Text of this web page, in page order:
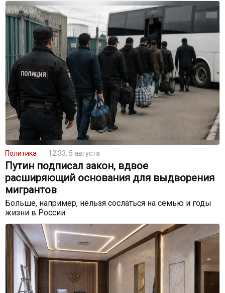
Политика 12:33, 5 августа
Путин подписал закон, вдвое
расширяющий основания для выдворения
мигрантов
Больше, например, нельзя сослаться на семью и годы
жизни в России